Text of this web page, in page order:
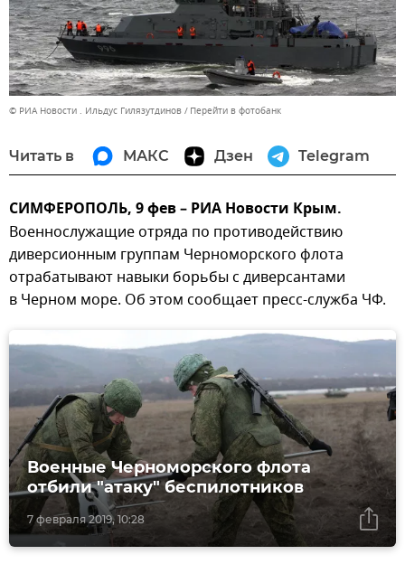
© РИА Новости . Ильдус Гилязутдинов Перейти в фотобанк
Читать в МАКС Дзен Telegram
СИМФЕРОПОЛЬ, 9 фев – РИА Новости Крым.
Военнослужащие отряда по противодействию
диверсионным группам Черноморского флота
отрабатывают навыки борьбы с диверсантами
в Черном море. Об этом сообщает пресс-служба ЧФ.
7 февраля 2019, 10:28
Военные Черноморского флота
отбили "атаку" беспилотников